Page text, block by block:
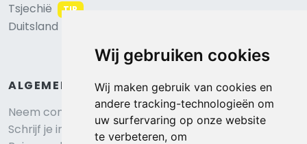
Wij gebruiken cookies
Wij maken gebruik van cookies en
andere tracking-technologieën om
uw surfervaring op onze website
te verbeteren, om
Tsjechië
TIP
Duitsland
ALGEMEEN
Neem contact op
Schrijf je in voor onze nieuwsbrief